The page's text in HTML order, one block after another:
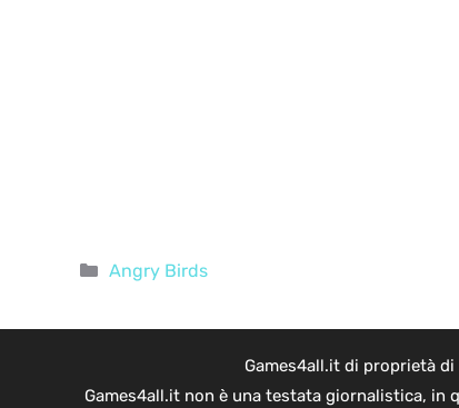
Categorie
Angry Birds
Games4all.it di proprietà di
Games4all.it non è una testata giornalistica,